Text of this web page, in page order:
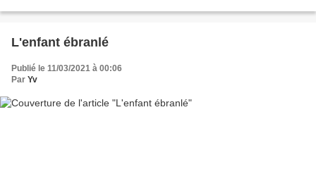
L'enfant ébranlé
Publié le 11/03/2021 à 00:06
Par Yv